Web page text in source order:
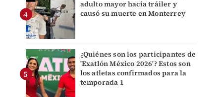
adulto mayor hacia tráiler y
causó su muerte en Monterrey
¿Quiénes son los participantes de
'Exatlón México 2026'? Estos son
los atletas confirmados para la
temporada 1